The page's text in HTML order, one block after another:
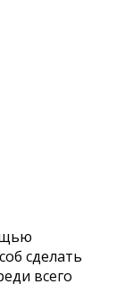
сделать
всего